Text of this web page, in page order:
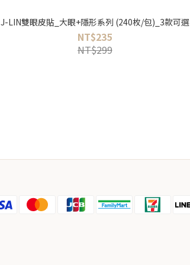
J-LIN雙眼皮貼_大眼+隱形系列 (240枚/包)_3款可選
NT$235
NT$299